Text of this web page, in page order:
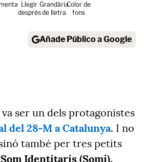
Llegir
després
Grandària
de lletra
Color de
fons
Añade Público a Google
va ser un dels protagonistes
del 28-M a Catalunya. I no
també per tres petits
Som Identitaris (Somi),